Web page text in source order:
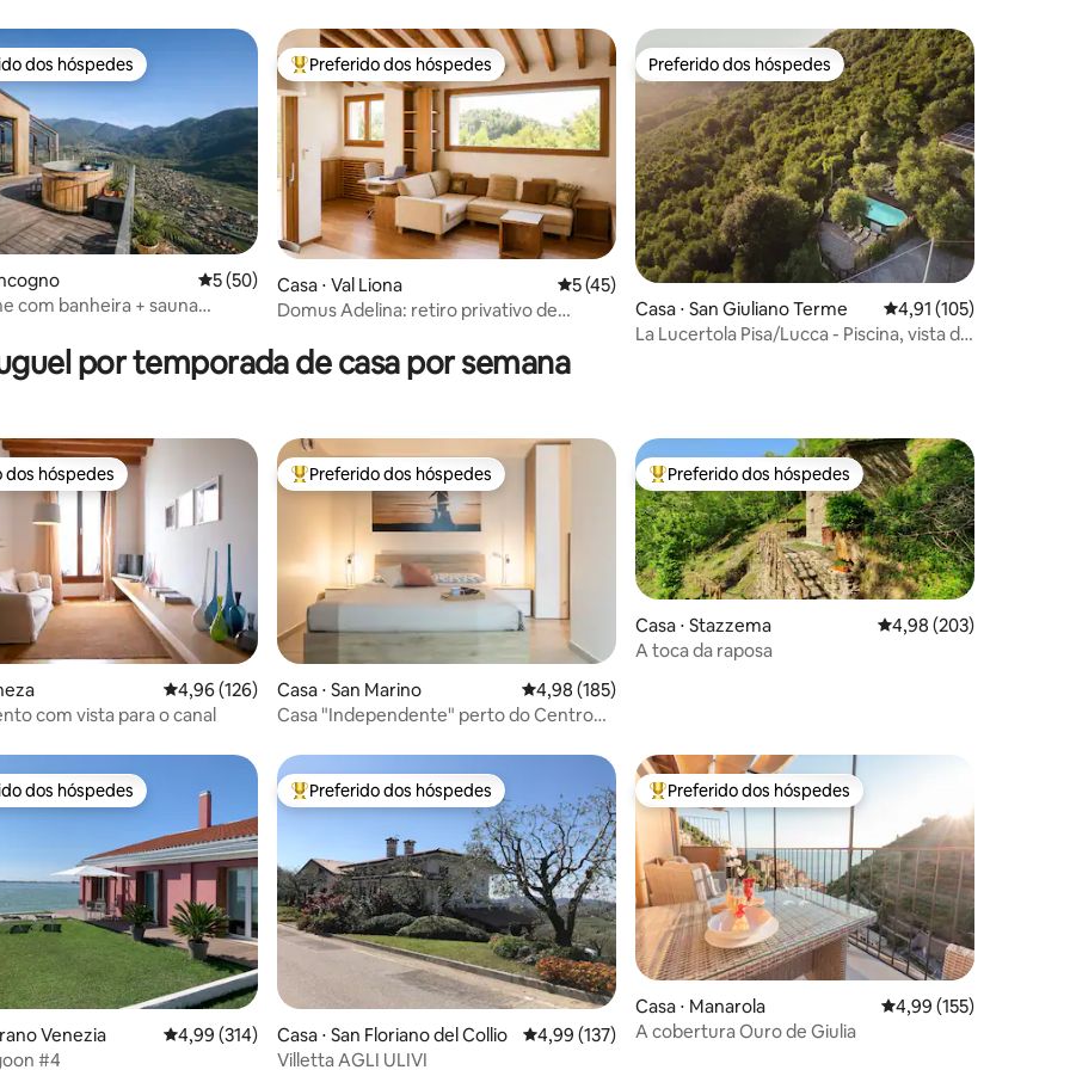
de 5, 133 avaliações
preferidos dos hóspedes
dos hóspedes
5 de uma avaliação média de 5, 50 avaliações
5 (50)
com banheira + sauna
Entre os melhores preferidos dos hóspedes
Preferido dos hóspedes
Casa ⋅ Val Liona 5 de uma avaliação média de 5, 45 avaliações
5 (45)
Domus Adelina: retiro privativo de
Preferido dos hóspedes
Preferido dos hóspedes
Casa ⋅ San Giuliano Terme 4,91 de uma avaliação
4,91 (105)
La Lucertola Pisa/Lucca - Piscina, vista da
por temporada de casa por semana
de 5, 338 avaliações
dos hóspedes
dos hóspedes
4,96 de uma avaliação média de 5, 126 avaliações
4,96 (126)
com vista para o canal
Entre os melhores preferidos dos hóspedes
Preferido dos hóspedes
Casa ⋅ San Marino 4,98 de uma avaliação média de 5, 185 avaliações
4,98 (185)
Casa "Independente" perto do Centro
Entre os melhores preferidos dos hóspedes
Preferido dos hóspedes
Casa ⋅ Stazzema 4,98 de uma avaliação
4,98 (203)
A toca da raposa
preferidos dos hóspedes
dos hóspedes
Venezia 4,99 de uma avaliação média de 5, 314 avaliações
4,99 (314)
#4
Entre os melhores preferidos dos hóspedes
Preferido dos hóspedes
Casa ⋅ San Floriano del Collio 4,99 de uma avaliação média de 5, 137 avaliações
4,99 (137)
Villetta AGLI ULIVI
Entre os melhores preferidos dos hóspedes
Preferido dos hóspedes
Casa ⋅ Manarola 4,99 de uma avaliação
4,99 (155)
A cobertura Ouro de Giulia